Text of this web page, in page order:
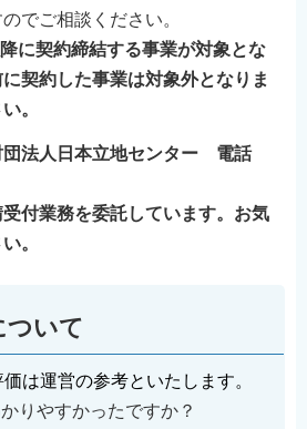
でご相談ください。
に契約締結する事業が対象とな
契約した事業は対象外となりま
。
団法人日本立地センター 電話
付業務を委託しています。お気
。
ついて
は運営の参考といたします。
りやすかったですか？